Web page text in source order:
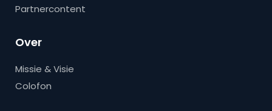
Partnercontent
Over
Missie & Visie
Colofon